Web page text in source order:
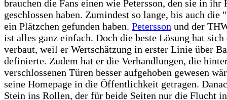
brauchen die Fans einen wie Petersson, den sie in ihr
geschlossen haben. Zumindest so lange, bis auch die
ein Plätzchen gefunden haben. Petersson und der
ist alles ganz einfach. Doch die beste Lösung hat sich
verbaut, weil er Wertschätzung in erster Linie über
definierte. Zudem hat er die Verhandlungen, die
verschlossenen Türen besser aufgehoben gewesen
seine Homepage in die Öffentlichkeit getragen.
Stein ins Rollen, der für beide Seiten nur die Flucht in